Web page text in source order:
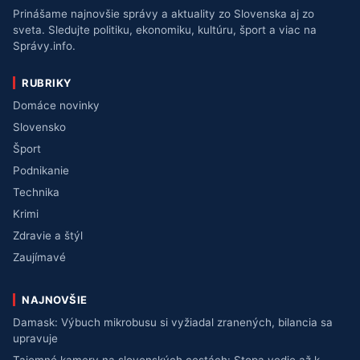
Prinášame najnovšie správy a aktuality zo Slovenska aj zo
sveta. Sledujte politiku, ekonomiku, kultúru, šport a viac na
Správy.info.
RUBRIKY
Domáce novinky
Slovensko
Šport
Podnikanie
Technika
Krimi
Zdravie a štýl
Zaujímavé
NAJNOVŠIE
Damask: Výbuch mikrobusu si vyžiadal zranených, bilancia sa
upravuje